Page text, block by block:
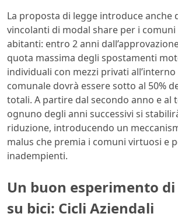
La proposta di legge introduce anche
vincolanti di modal share per i
abitanti: entro 2 anni
quota massima degli spostamenti
individuali con mezzi privati
comunale dovrà essere sotto al 50%
totali. A partire dal secondo anno e al
ognuno degli anni successivi si
riduzione, introducendo un
malus che premia i comuni virtuosi e
inadempienti.
Un buon esperimento
su bici: Cicli Aziendali